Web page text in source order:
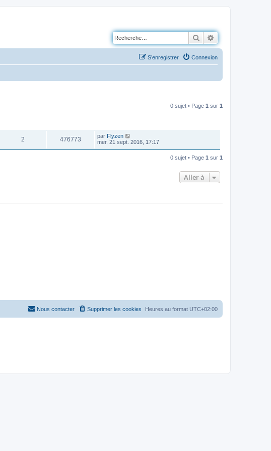
Rechercher
Connexion
S’enregistrer
0 sujet • Page 1 sur 1
2 476773 par Flyzen
mer. 21 sept. 2016, 17:17
0 sujet • Page 1 sur 1
Aller à
Heures au format UTC+02:00
Supprimer les cookies
Nous contacter